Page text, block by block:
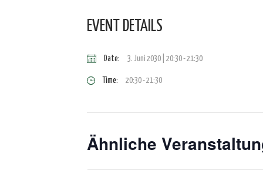
EVENT DETAILS
Date: 3. Juni 2030 | 20:30-21:30
Time: 20:30 - 21:30
Ähnliche